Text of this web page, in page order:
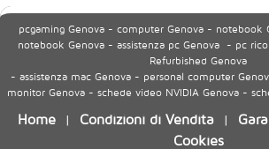
pcgaming Genova - computer Genova -
notebook Genova - assistenza pc Genova - pc
Refurbished Genova
- assistenza mac Genova - personal computer
monitor Genova - schede video NVIDIA Genova -
Home | Condizioni di Vendita |
Cookies